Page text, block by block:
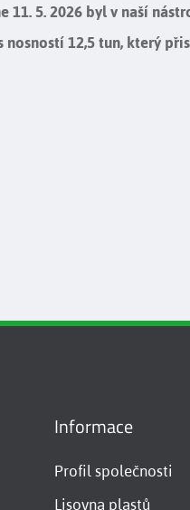
11. 5. 2026 byl v naší
nosností 12,5 tun, který
Informace
Profil společnosti
Lisovna plastů